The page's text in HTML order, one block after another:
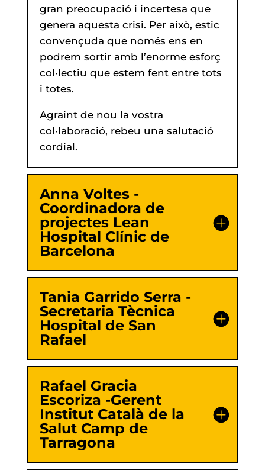
gran preocupació i incertesa que
genera aquesta crisi. Per això, estic
convençuda que només ens en
podrem sortir amb l’enorme esforç
col·lectiu que estem fent entre tots
i totes.
Agraint de nou la vostra
col·laboració, rebeu una salutació
cordial.
Anna Voltes -
Coordinadora de
projectes Lean
Hospital Clínic de
Barcelona
Tania Garrido Serra -
Secretaria Tècnica
Hospital de San
Rafael
Rafael Gracia
Escoriza -Gerent
Institut Català de la
Salut Camp de
Tarragona